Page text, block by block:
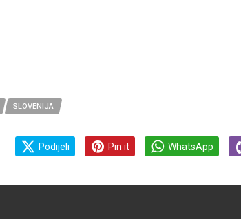
SLOVENIJA
Podijeli Pin it WhatsApp